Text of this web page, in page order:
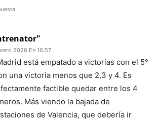
2026 En 16:57
está empatado a victorias con el 5°
una victoria menos que 2,3 y 4. Es
factible quedar entre los 4
Más viendo la bajada de
de Valencia, que debería ir